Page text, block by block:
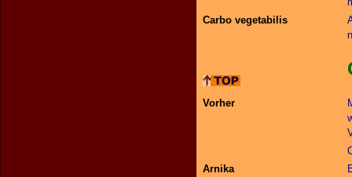
Carbo vegetabilis
Vorher
Arnika